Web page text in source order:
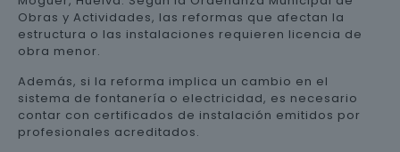
Obras y Actividades, las reformas que afectan la
estructura o las instalaciones requieren licencia de
obra menor.
Además, si la reforma implica un cambio en el
sistema de fontanería o electricidad, es necesario
contar con certificados de instalación emitidos por
profesionales acreditados.